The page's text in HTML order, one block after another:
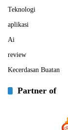
Teknologi
aplikasi
Ai
review
Kecerdasan Buatan
Partner of